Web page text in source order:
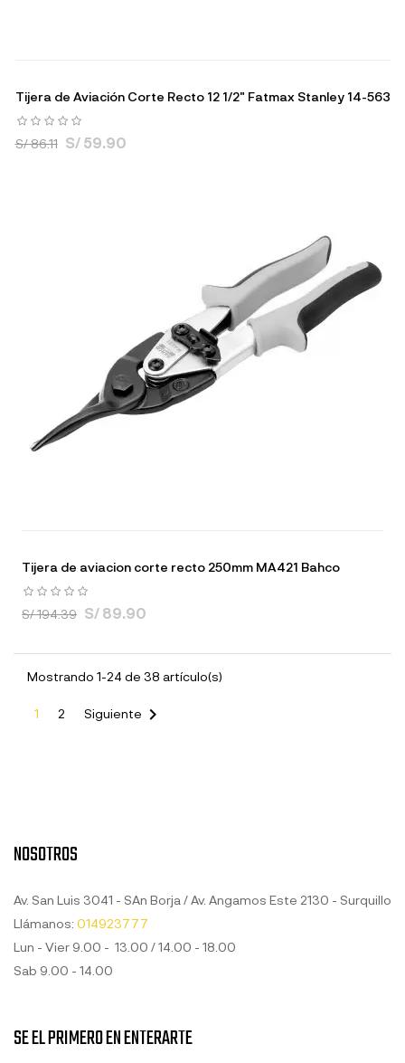
Tijera de Aviación Corte Recto 12 1/2" Fatmax Stanley 14-563
S/ 86.11 S/ 59.90
Tijera de aviacion corte recto 250mm MA421 Bahco
S/ 194.39 S/ 89.90
Mostrando 1-24 de 38 artículo(s)
1 2 Siguiente 
NOSOTROS
Av. San Luis 3041 - SAn Borja / Av. Angamos Este 2130 - Surquillo
Llámanos: 014923777
Lun - Vier 9.00 - 13.00 / 14.00 - 18.00
Sab 9.00 - 14.00
SE EL PRIMERO EN ENTERARTE